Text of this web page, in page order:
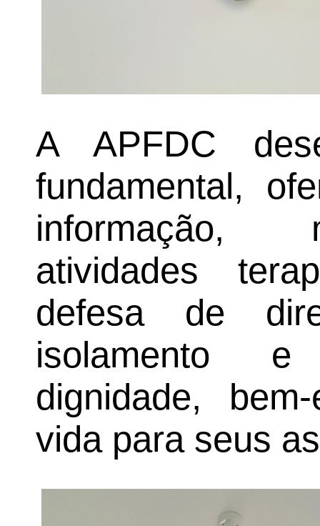
A APFDC
fundamental,
informação,
atividades
defesa de
isolamento e
dignidade,
vida para seus